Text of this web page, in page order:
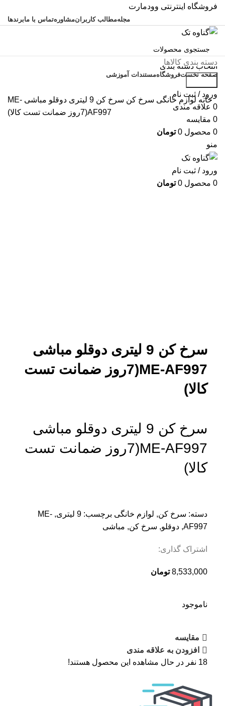
فروشگاه اینترنتی وودمارت
مجلهمطالب کاربرانمشاورهتماس با مابرندها
انتخاب دسته بندی
ورود / ثبت نام
0 علاقه مندی
0 مقایسه
0 محصول 0 تومان
منو
ورود / ثبت نام
0 محصول 0 تومان
دسته بندی کالاها
صفحه نخستفروشگاهمستندات آموزشی
خانه لوازم خانگی سرخ کن
سرخ کن 9 لیتری دوقلو مباشی ME-
AF997(7روز ضمانت تست کالا)
اتمام موجودی
سرخ کن 9 لیتری دوقلو مباشی
ME-AF997(7روز ضمانت تست
کالا)
سرخ کن 9 لیتری دوقلو مباشی
ME-AF997(7روز ضمانت تست
کالا)
دسته: سرخ کن, لوازم خانگی برچسب: 9 لیتری ,
ME-
AF997
, دوقلو, سرخ کن, مباشی
اشتراک گذاری:
8,533,000 تومان
ناموجود
مقایسه
افزودن به علاقه مندی
18 نفر در حال مشاهده این محصول هستند!